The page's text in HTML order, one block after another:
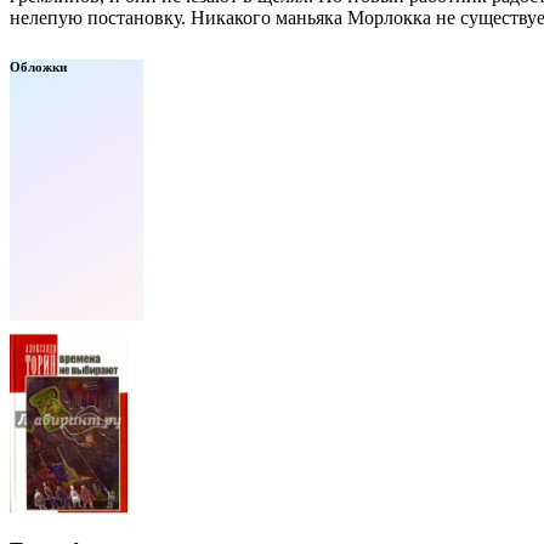
нелепую постановку. Никакого маньяка Морлокка не
Обложки